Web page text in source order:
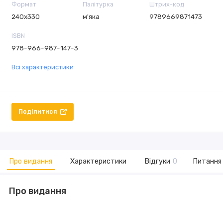
Формат
240х330
Палітурка
м'яка
Штрих-код
9789669871473
ISBN
978-966-987-147-3
Всі характеристики
Поділитися
Про видання Характеристики Відгуки 0 Питання
Про видання